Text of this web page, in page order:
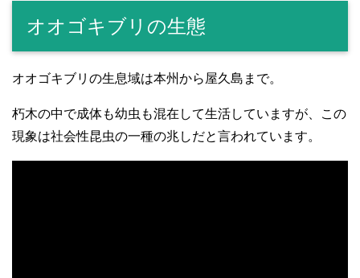
オオゴキブリの生態
オオゴキブリの生息域は本州から屋久島まで。
朽木の中で成体も幼虫も混在して生活していますが、この
現象は社会性昆虫の一種の兆しだと言われています。